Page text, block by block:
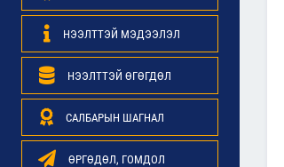
НЭЭЛТТЭЙ МЭДЭЭЛЭЛ
НЭЭЛТТЭЙ ӨГӨГДӨЛ
САЛБАРЫН ШАГНАЛ
ӨРГӨДӨЛ, ГОМДОЛ